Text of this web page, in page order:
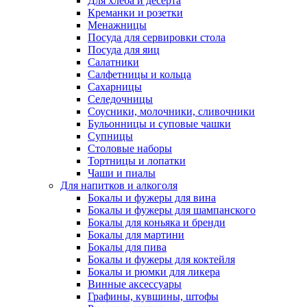
Креманки и розетки
Менажницы
Посуда для сервировки стола
Посуда для яиц
Салатники
Салфетницы и кольца
Сахарницы
Селедочницы
Соусники, молочники, сливочники
Бульонницы и суповые чашки
Супницы
Столовые наборы
Тортницы и лопатки
Чаши и пиалы
Для напитков и алкоголя
Бокалы и фужеры для вина
Бокалы и фужеры для шампанского
Бокалы для коньяка и бренди
Бокалы для мартини
Бокалы для пива
Бокалы и фужеры для коктейля
Бокалы и рюмки для ликера
Винные аксессуары
Графины, кувшины, штофы